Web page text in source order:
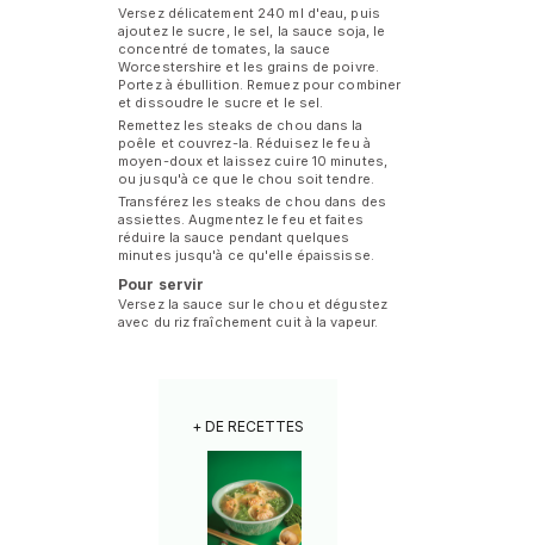
Versez délicatement 240 ml d'eau, puis
ajoutez le sucre, le sel, la sauce soja, le
concentré de tomates, la sauce
Worcestershire et les grains de poivre.
Portez à ébullition. Remuez pour combiner
et dissoudre le sucre et le sel.
Remettez les steaks de chou dans la
poêle et couvrez-la. Réduisez le feu à
moyen-doux et laissez cuire 10 minutes,
ou jusqu'à ce que le chou soit tendre.
Transférez les steaks de chou dans des
assiettes. Augmentez le feu et faites
réduire la sauce pendant quelques
minutes jusqu'à ce qu'elle épaississe.
Pour servir
Versez la sauce sur le chou et dégustez
avec du riz fraîchement cuit à la vapeur.
+ DE RECETTES